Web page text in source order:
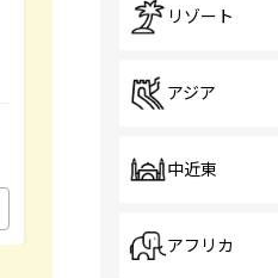
リゾート
アジア
中近東
アフリカ